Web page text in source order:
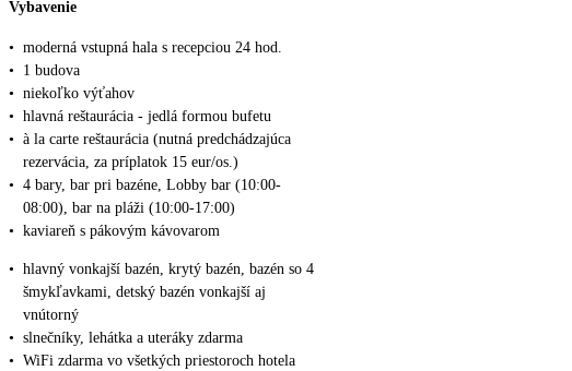
Vybavenie
• moderná vstupná hala s recepciou 24 hod.
•
1 budova
• niekoľko výťahov
• hlavná reštaurácia - jedlá formou bufetu
• à la carte reštaurácia (nutná predchádzajúca
rezervácia, za príplatok 15 eur/os.)
• 4 bary, bar pri bazéne, Lobby bar (10:00-
08:00), bar na pláži (10:00-17:00)
• kaviareň s pákovým kávovarom
• hlavný vonkajší bazén, krytý bazén, bazén so 4
šmykľavkami, detský bazén vonkajší aj
vnútorný
• slnečníky, lehátka a uteráky zdarma
• WiFi zdarma vo všetkých priestoroch hotela